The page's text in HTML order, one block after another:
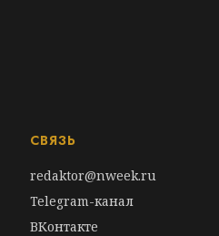
СВЯЗЬ
redaktor@nweek.ru
Telegram-канал
ВКонтакте